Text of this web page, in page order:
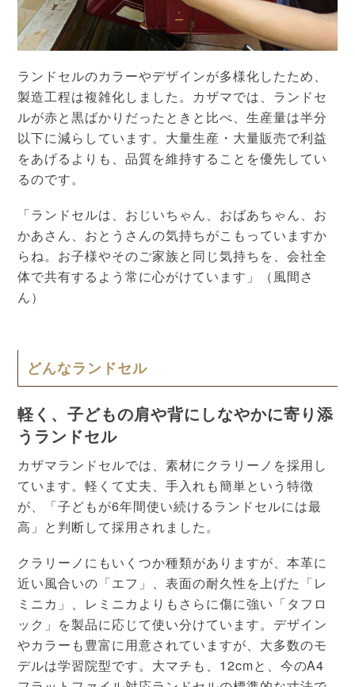
ランドセルのカラーやデザインが多様化したため、
製造工程は複雑化しました。カザマでは、ランドセ
ルが赤と黒ばかりだったときと比べ、生産量は半分
以下に減らしています。大量生産・大量販売で利益
をあげるよりも、品質を維持することを優先してい
るのです。
「ランドセルは、おじいちゃん、おばあちゃん、お
かあさん、おとうさんの気持ちがこもっていますか
らね。お子様やそのご家族と同じ気持ちを、会社全
体で共有するよう常に心がけています」（風間さ
ん）
どんなランドセル
軽く、子どもの肩や背にしなやかに寄り添
うランドセル
カザマランドセルでは、素材にクラリーノを採用し
ています。軽くて丈夫、手入れも簡単という特徴
が、「子どもが6年間使い続けるランドセルには最
高」と判断して採用されました。
クラリーノにもいくつか種類がありますが、本革に
近い風合いの「エフ」、表面の耐久性を上げた「レ
ミニカ」、レミニカよりもさらに傷に強い「タフロ
ック」を製品に応じて使い分けています。デザイン
やカラーも豊富に用意されていますが、大多数のモ
デルは学習院型です。大マチも、12cmと、今のA4